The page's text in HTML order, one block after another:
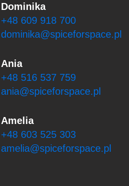
Dominika
+48 609 918 700
dominika@spiceforspace.pl
Ania
+48 516 537 759
ania@spiceforspace.pl
Amelia
+48 603 525 303
amelia@spiceforspace.pl